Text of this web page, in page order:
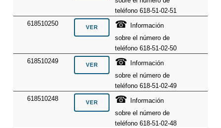
teléfono 618-51-02-51
618510250
☎
Información
sobre el número de
teléfono 618-51-02-50
618510249
☎
Información
sobre el número de
teléfono 618-51-02-49
618510248
☎
Información
sobre el número de
teléfono 618-51-02-48